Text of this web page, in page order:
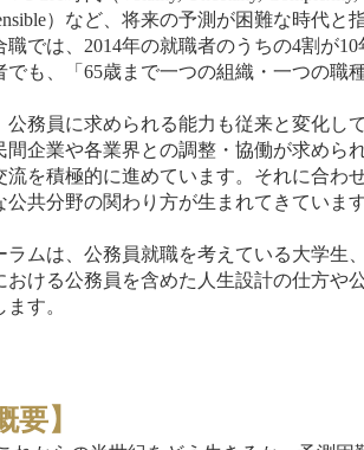
）など、将来の予測が困難な時代
職では、2014年の就職者のうちの4割が
でも、「65歳まで一つの組織・一つの
務員に求められる能力も従来と変化し
間企業や各業界との調整・協働が求めら
流を積極的に進めています。それに合わ
公共分野の関わり方が生まれてきていま
ムは、公務員就職を考えている大学生
おける公務員を含めた人生設計の仕方
す。
要】